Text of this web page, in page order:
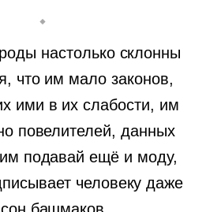
настолько склонны
что им мало законов,
ими в их слабости, им
повелителей, данных
подавай ещё и моду,
человеку даже